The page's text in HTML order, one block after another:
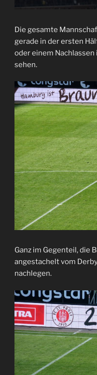
Die gesamte
gerade in der ersten
oder einem
sehen.
Ganz im Gegenteil, die
angestachelt vom
nachlegen.